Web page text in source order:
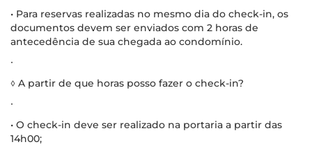
• Para reservas realizadas no mesmo dia do check-in, os
documentos devem ser enviados com 2 horas de
antecedência de sua chegada ao condomínio.
∙
◊ A partir de que horas posso fazer o check-in?
∙
• O check-in deve ser realizado na portaria a partir das
14h00;